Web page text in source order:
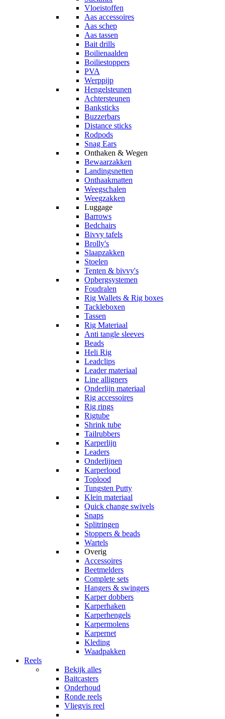
Vloeistoffen
Aas accessoires
Aas schep
Aas tassen
Bait drills
Boilienaalden
Boiliestoppers
PVA
Werppijp
Hengelsteunen
Achtersteunen
Banksticks
Buzzerbars
Distance sticks
Rodpods
Snag Ears
Onthaken & Wegen
Bewaarzakken
Landingsnetten
Onthaakmatten
Weegschalen
Weegzakken
Luggage
Barrows
Bedchairs
Bivvy tafels
Brolly's
Slaapzakken
Stoelen
Tenten & bivvy's
Opbergsystemen
Foudralen
Rig Wallets & Rig boxes
Tackleboxen
Tassen
Rig Materiaal
Anti tangle sleeves
Beads
Heli Rig
Leadclips
Leader materiaal
Line alligners
Onderlijn materiaal
Rig accessoires
Rig rings
Rigtube
Shrink tube
Tailrubbers
Karperlijn
Leaders
Onderlijnen
Karperlood
Toplood
Tungsten Putty
Klein materiaal
Quick change swivels
Snaps
Splitringen
Stoppers & beads
Wartels
Overig
Accessoires
Beetmelders
Complete sets
Hangers & swingers
Karper dobbers
Karperhaken
Karperhengels
Karpermolens
Karpernet
Kleding
Waadpakken
Reels
Bekijk alles
Baitcasters
Onderhoud
Ronde reels
Vliegvis reel